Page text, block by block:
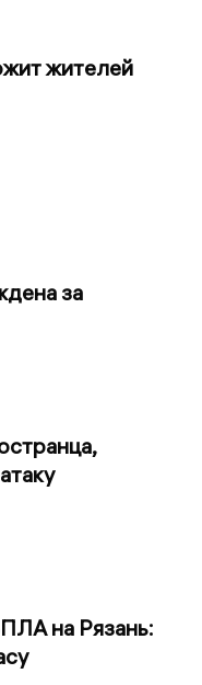
жителей
за
на Рязань: